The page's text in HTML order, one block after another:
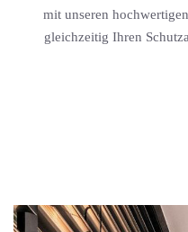
mit unseren
gleichzeitig Ihren